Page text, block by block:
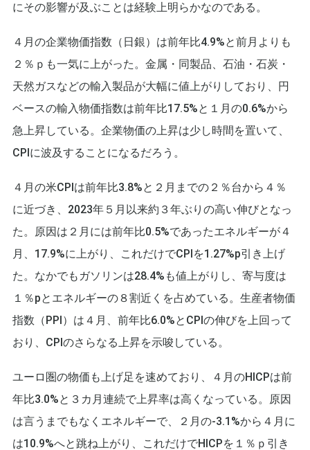
にその影響が及ぶことは経験上明らかなのである。
４月の企業物価指数（日銀）は前年比4.9%と前月よりも
２％ｐも一気に上がった。金属・同製品、石油・石炭・
天然ガスなどの輸入製品が大幅に値上がりしており、円
ベースの輸入物価指数は前年比17.5%と１月の0.6%から
急上昇している。企業物価の上昇は少し時間を置いて、
CPIに波及することになるだろう。
４月の米CPIは前年比3.8%と２月までの２％台から４％
に近づき、2023年５月以来約３年ぶりの高い伸びとなっ
た。原因は２月には前年比0.5%であったエネルギーが４
月、17.9%に上がり、これだけでCPIを1.27%p引き上げ
た。なかでもガソリンは28.4%も値上がりし、寄与度は
１％pとエネルギーの８割近くを占めている。生産者物価
指数（PPI）は４月、前年比6.0%とCPIの伸びを上回って
おり、CPIのさらなる上昇を示唆している。
ユーロ圏の物価も上げ足を速めており、４月のHICPは前
年比3.0%と３カ月連続で上昇率は高くなっている。原因
は言うまでもなくエネルギーで、２月の-3.1%から４月に
は10.9%へと跳ね上がり、これだけでHICPを１％ｐ引き